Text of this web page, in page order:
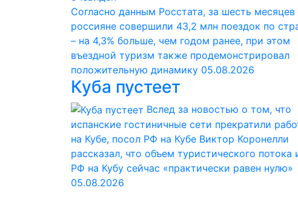
Согласно данным Росстата, за шесть месяцев
россияне совершили 43,2 млн поездок по
– на 4,3% больше, чем годом ранее, при этом
въездной туризм также продемонстрировал
положительную динамику 05.08.2026
Куба пустеет
Вслед за новостью о том, что
испанские гостиничные сети прекратили
на Кубе, посол РФ на Кубе Виктор Коронелли
рассказал, что объем туристического потока
РФ на Кубу сейчас «практически равен нулю»
05.08.2026